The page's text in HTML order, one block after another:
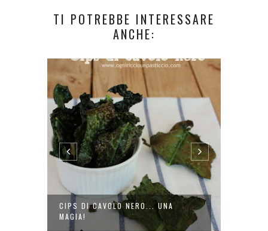
TI POTREBBE INTERESSARE
ANCHE:
CIPS DI CAVOLO NERO... UNA
MAGIA!